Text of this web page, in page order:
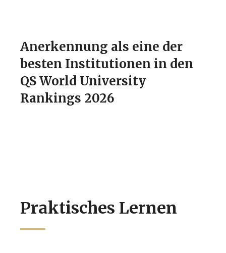
Anerkennung als eine der
besten Institutionen in den
QS World University
Rankings 2026
Praktisches Lernen